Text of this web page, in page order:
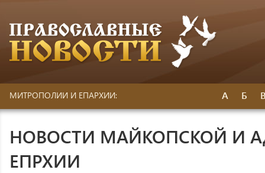
МИТРОПОЛИИ И ЕПАРХИИ: А Б
НОВОСТИ МАЙКОПСКОЙ И
ЕПРХИИ